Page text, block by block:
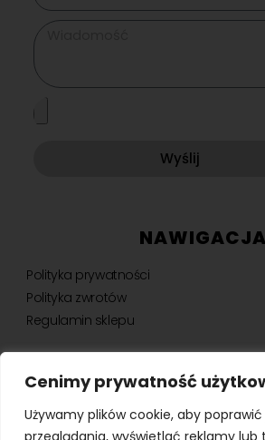
Cenimy prywatność
Używamy plików cookie, aby
przeglądania, wyświetlać reklamy lub
Wyślij
NAWIGACJA
Polityka prywatności
Polityka zwrotów
Regulamin sklepu
Bądź na bieżąco, otrzymuj